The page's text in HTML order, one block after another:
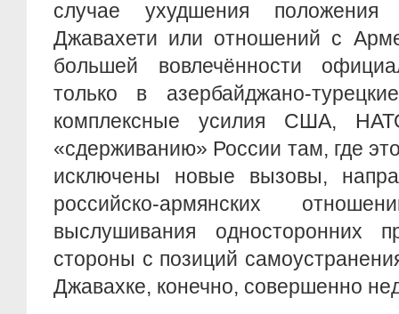
случае ухудшения
Джавахети или отношений с
большей вовлечённости
только в азербайджано-
комплексные усилия США,
«сдерживанию» России там, где
исключены новые вызовы,
российско-армянских
выслушивания односторонних
стороны с позиций
Джавахке, конечно, совершенно